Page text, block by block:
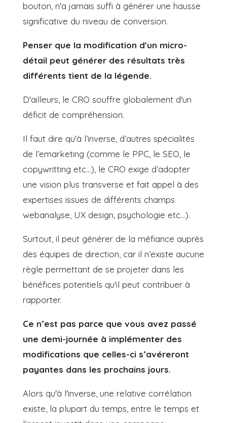
bouton, n'a jamais suffi à générer une hausse
significative du niveau de conversion.
Penser que la modification d'un micro-
détail peut générer des résultats très
différents tient de la légende.
D'ailleurs, le CRO souffre globalement d'un
déficit de compréhension.
Il faut dire qu'à l’inverse, d’autres spécialités
de l’emarketing (comme le PPC, le SEO, le
copywritting etc...), le CRO exige d’adopter
une vision plus transverse et fait appel à des
expertises issues de différents champs
webanalyse, UX design, psychologie etc...).
Surtout, il peut générer de la méfiance auprès
des équipes de direction, car il n’existe aucune
règle permettant de se projeter dans les
bénéfices potentiels qu'il peut contribuer à
rapporter.
Ce n’est pas parce que vous avez passé
une demi-journée à implémenter des
modifications que celles-ci s’avéreront
payantes dans les prochains jours.
Alors qu'à l'inverse, une relative corrélation
existe, la plupart du temps, entre le temps et